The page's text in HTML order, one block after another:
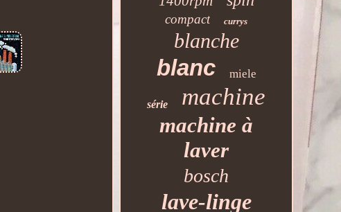
compact currys
blanche
blanc miele
série machine
machine à
laver
bosch
lave-linge